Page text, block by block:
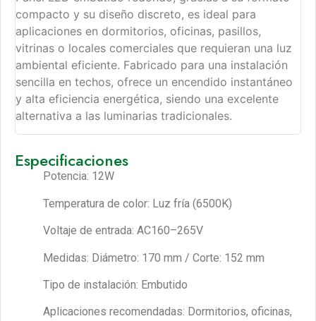
compacto y su diseño discreto, es ideal para
aplicaciones en dormitorios, oficinas, pasillos,
vitrinas o locales comerciales que requieran una luz
ambiental eficiente. Fabricado para una instalación
sencilla en techos, ofrece un encendido instantáneo
y alta eficiencia energética, siendo una excelente
alternativa a las luminarias tradicionales.
Especificaciones
Potencia: 12W
Temperatura de color: Luz fría (6500K)
Voltaje de entrada: AC160–265V
Medidas: Diámetro: 170 mm / Corte: 152 mm
Tipo de instalación: Embutido
Aplicaciones recomendadas: Dormitorios, oficinas,